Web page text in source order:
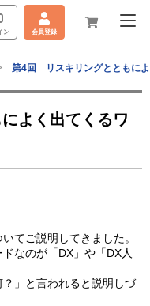
ン 会員登録
第4回 リスキリングとともに
よく出てくるワ
てご説明してきました。
なのが「DX」や「DX人
」と言われると説明しづ